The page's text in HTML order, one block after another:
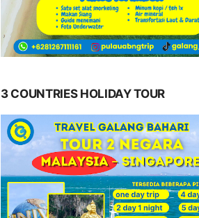
3 COUNTRIES HOLIDAY TOUR